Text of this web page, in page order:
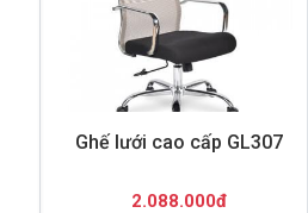
Ghế lưới cao cấp GL307
2.088.000đ